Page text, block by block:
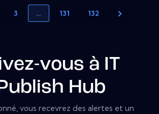
3 … 131 132
vous à IT
Hub
vous recevrez des alertes et un